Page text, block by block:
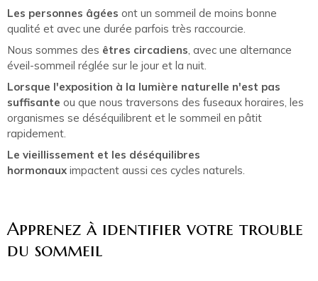
Les personnes âgées ont un sommeil de moins bonne
qualité et avec une durée parfois très raccourcie.
Nous sommes des êtres circadiens, avec une alternance
éveil-sommeil réglée sur le jour et la nuit.
Lorsque l'exposition à la lumière naturelle n'est pas
suffisante ou que nous traversons des fuseaux horaires, les
organismes se déséquilibrent et le sommeil en pâtit
rapidement.
Le vieillissement et les déséquilibres
hormonaux impactent aussi ces cycles naturels.
Apprenez à identifier votre trouble
du sommeil